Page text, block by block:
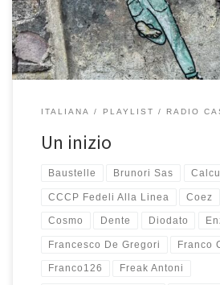
in Autogrill… Guarda che belli i ragazzi…
ITALIANA PLAYLIST RADIO
Un inizio
Baustelle Brunori Sas
CCCP Fedeli Alla Linea Coez
Cosmo Dente Diodato
Francesco De Gregori Franco
Franco126 Freak Antoni